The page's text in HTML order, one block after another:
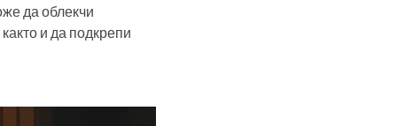
да облекчи
и да подкрепи